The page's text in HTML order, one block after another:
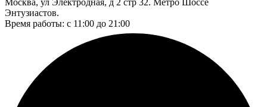
Москва, ул Электродная, д 2 стр 32. Метро Шоссе
Энтузиастов.
Время работы: с 11:00 до 21:00